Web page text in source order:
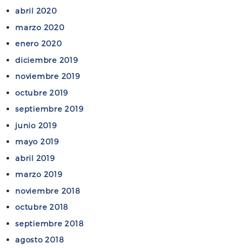
a
A
o
g
a
o
s
”
abril 2020
marzo 2020
enero 2020
diciembre 2019
noviembre 2019
octubre 2019
septiembre 2019
junio 2019
mayo 2019
abril 2019
marzo 2019
noviembre 2018
octubre 2018
septiembre 2018
agosto 2018